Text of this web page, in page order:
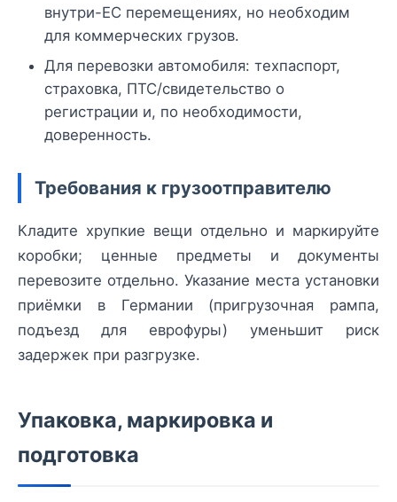
внутри-ЕС перемещениях, но необходим
для коммерческих грузов.
Для перевозки автомобиля: техпаспорт,
страховка, ПТС/свидетельство о
регистрации и, по необходимости,
доверенность.
Требования к грузоотправителю
Кладите хрупкие вещи отдельно и маркируйте
коробки; ценные предметы и документы
перевозите отдельно. Указание места установки
приёмки в Германии (пригрузочная рампа,
подъезд для еврофуры) уменьшит риск
задержек при разгрузке.
Упаковка, маркировка и
подготовка